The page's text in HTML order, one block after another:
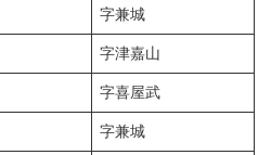
字兼城
字津嘉山
字喜屋武
字兼城